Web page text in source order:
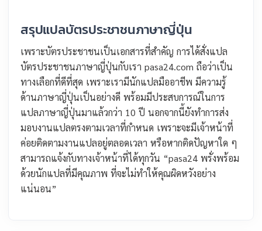
สรุปแปลบัตรประชาชนภาษาญี่ปุ่น
เพราะบัตรประชาชนเป็นเอกสารที่สำคัญ การได้สั่งแปล
บัตรประชาชนภาษาญี่ปุ่นกับเรา pasa24.com ถือว่าเป็น
ทางเลือกที่ดีที่สุด เพราะเรามีนักแปลมืออาชีพ มีความรู้
ด้านภาษาญี่ปุ่นเป็นอย่างดี พร้อมมีประสบการณ์ในการ
แปลภาษาญี่ปุ่นมาแล้วกว่า 10 ปี นอกจากนี้ยังทำการส่ง
มอบงานแปลตรงตามเวลาที่กำหนด เพราะจะมีเจ้าหน้าที่
ค่อยติดตามงานแปลอยู่ตลอดเวลา หรือหากติดปัญหาใด ๆ
สามารถแจ้งกับทางเจ้าหน้าที่ได้ทุกวัน “pasa24 พรั่งพร้อม
ด้วยนักแปลที่มีคุณภาพ ที่จะไม่ทำให้คุณผิดหวังอย่าง
แน่นอน”